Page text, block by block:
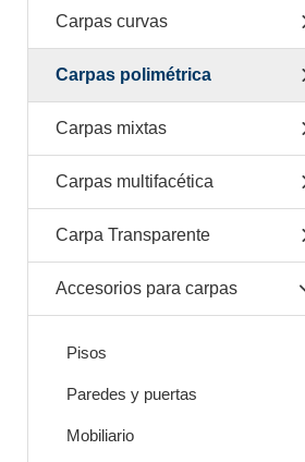
Carpas curvas
Carpas polimétrica
Carpas mixtas
Carpas multifacética
Carpa Transparente
Accesorios para carpas
Pisos
Paredes y puertas
Mobiliario